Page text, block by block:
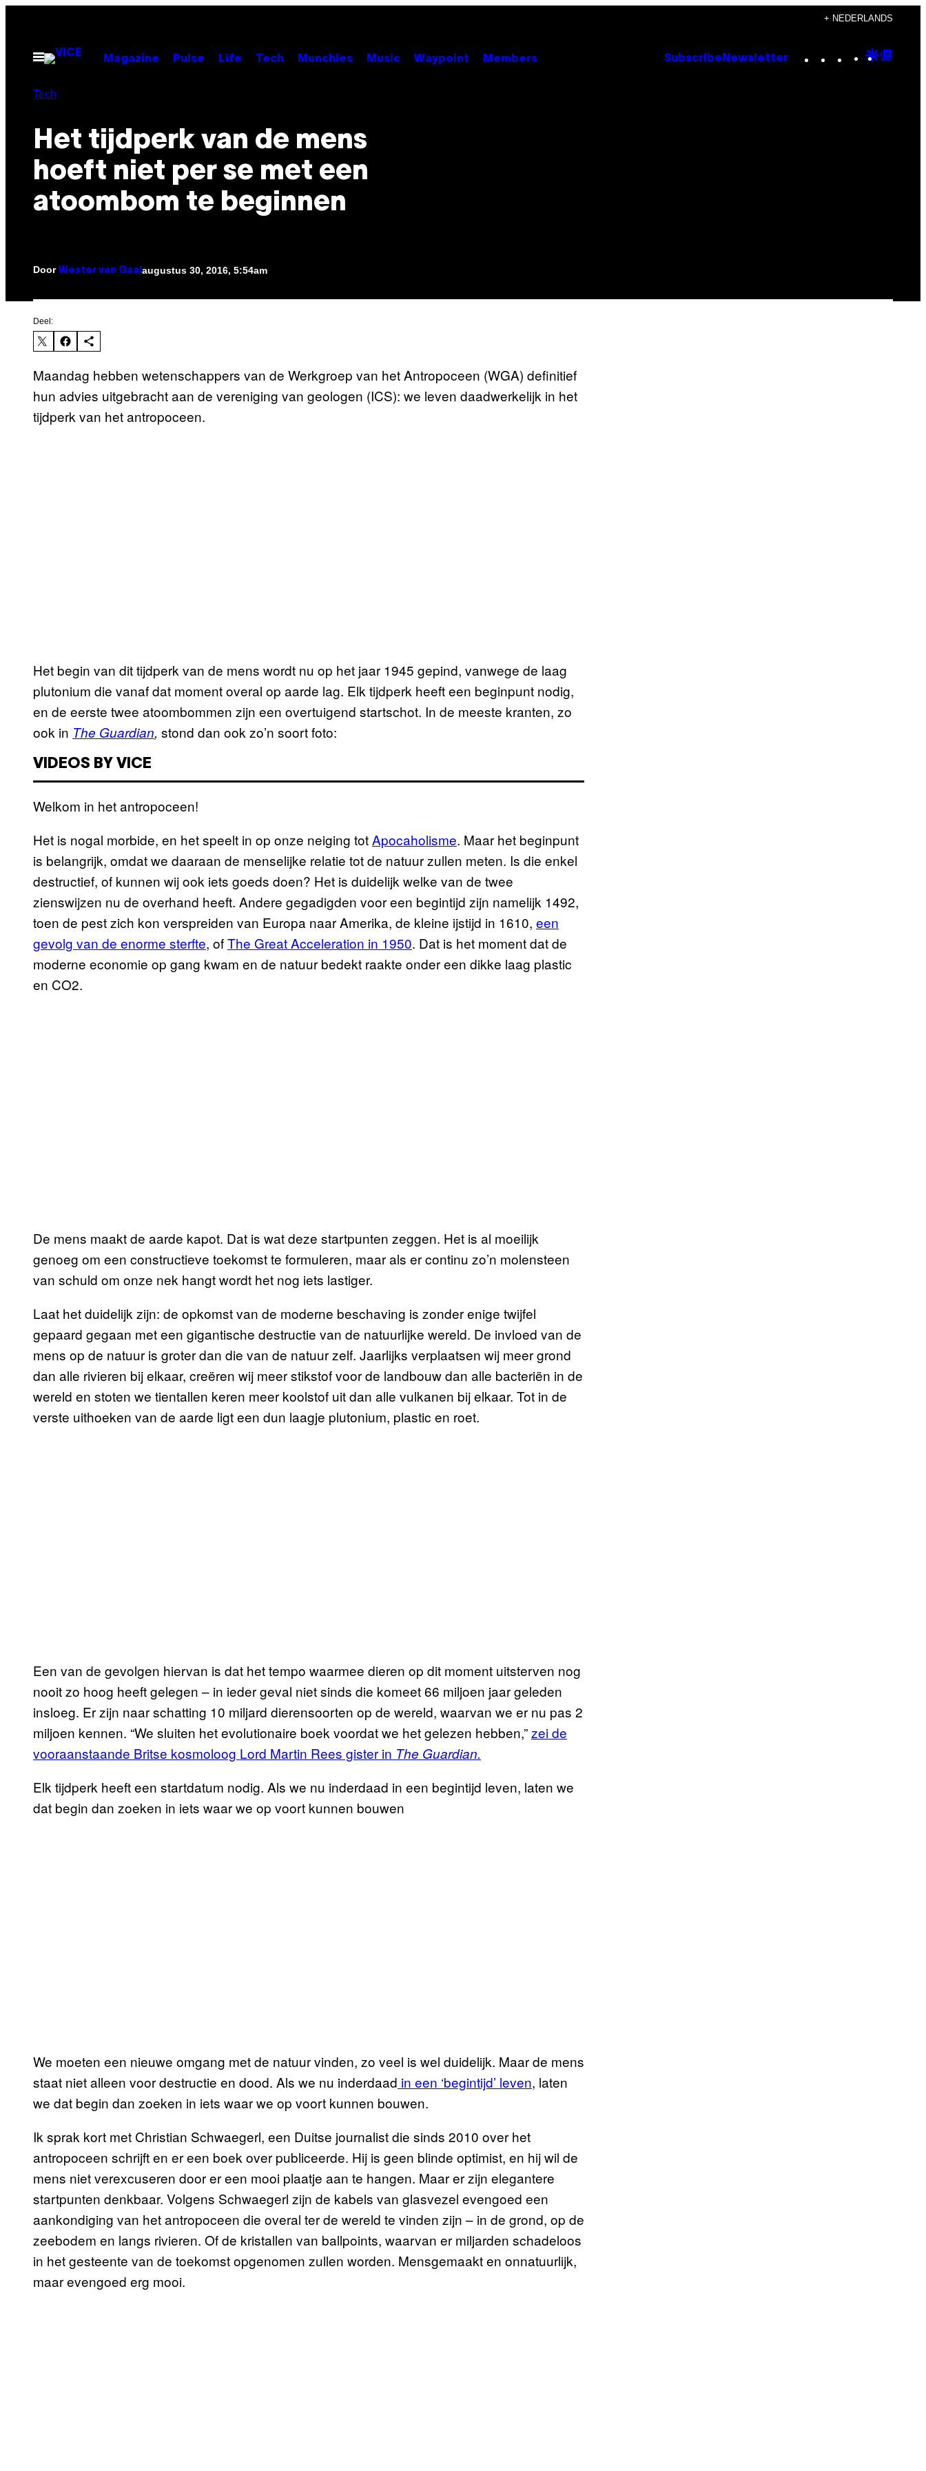
+ NEDERLANDS
Open
menu
Magazine Pulse Life Tech Munchies Music Waypoint Members Subscribe Newsletter Instagram
TikTok
YouTube
Google
Tech
​Het tijdperk van de mens
hoeft niet per se met een
atoombom te beginnen
Door Wester van Gaal augustus 30, 2016, 5:54am
Deel:
Maandag hebben wetenschappers van de Werkgroep van het Antropoceen (WGA) definitief
hun advies uitgebracht aan de vereniging van geologen (ICS): we leven daadwerkelijk in het
tijdperk van het antropoceen.
Het begin van dit tijdperk van de mens wordt nu op het jaar 1945 gepind, vanwege de laag
plutonium die vanaf dat moment overal op aarde lag. Elk tijdperk heeft een beginpunt nodig,
en de eerste twee atoombommen zijn een overtuigend startschot. In de meeste kranten, zo
ook in The Guardian, stond dan ook zo’n soort foto:
VIDEOS BY VICE
Welkom in het antropoceen!
Het is nogal morbide, en het speelt in op onze neiging totApocaholisme. Maar het beginpunt
is belangrijk, omdat we daaraan de menselijke relatie tot de natuur zullen meten. Is die enkel
destructief, of kunnen wij ook iets goeds doen? Het is duidelijk welke van de twee
zienswijzen nu de overhand heeft. Andere gegadigden voor een begintijd zijn namelijk 1492,
toen de pest zich kon verspreiden van Europa naar Amerika, de kleine ijstijd in 1610, een
gevolg van de enorme sterfte, ofThe Great Acceleration in 1950. Dat is het moment dat de
moderne economie op gang kwam en de natuur bedekt raakte onder een dikke laag plastic
en CO2.
De mens maakt de aarde kapot. Dat is wat deze startpunten zeggen. Het is al moeilijk
genoeg om een constructieve toekomst te formuleren, maar als er continu zo’n molensteen
van schuld om onze nek hangt wordt het nog iets lastiger.
Laat het duidelijk zijn: de opkomst van de moderne beschaving is zonder enige twijfel
gepaard gegaan met een gigantische destructie van de natuurlijke wereld. De invloed van de
mens op de natuur is groter dan die van de natuur zelf. Jaarlijks verplaatsen wij meer grond
dan alle rivieren bij elkaar, creëren wij meer stikstof voor de landbouw dan alle bacteriën in de
wereld en stoten we tientallen keren meer koolstof uit dan alle vulkanen bij elkaar. Tot in de
verste uithoeken van de aarde ligt een dun laagje plutonium, plastic en roet.
Een van de gevolgen hiervan is dat het tempo waarmee dieren op dit moment uitsterven nog
nooit zo hoog heeft gelegen – in ieder geval niet sinds die komeet 66 miljoen jaar geleden
insloeg. Er zijn naar schatting 10 miljard dierensoorten op de wereld, waarvan we er nu pas 2
miljoen kennen. “We sluiten het evolutionaire boek voordat we het gelezen hebben,”zei de
vooraanstaande Britse kosmoloog Lord Martin Rees gister in The Guardian.
Elk tijdperk heeft een startdatum nodig. Als we nu inderdaad in een begintijd leven, laten we
dat begin dan zoeken in iets waar we op voort kunnen bouwen
We moeten een nieuwe omgang met de natuur vinden, zo veel is wel duidelijk. Maar de mens
staat niet alleen voor destructie en dood. Als we nu inderdaad in een ‘begintijd’ leven, laten
we dat begin dan zoeken in iets waar we op voort kunnen bouwen.
Ik sprak kort met Christian Schwaegerl, een Duitse journalist die sinds 2010 over het
antropoceen schrijft en er een boek over publiceerde. Hij is geen blinde optimist, en hij wil de
mens niet verexcuseren door er een mooi plaatje aan te hangen. Maar er zijn elegantere
startpunten denkbaar. Volgens Schwaegerl zijn de kabels van glasvezel evengoed een
aankondiging van het antropoceen die overal ter de wereld te vinden zijn – in de grond, op de
zeebodem en langs rivieren. Of de kristallen van ballpoints, waarvan er miljarden schadeloos
in het gesteente van de toekomst opgenomen zullen worden. Mensgemaakt en onnatuurlijk,
maar evengoed erg mooi.